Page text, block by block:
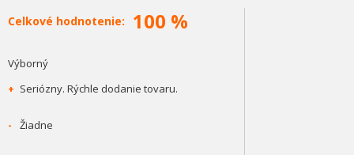
Celkové hodnotenie: 100 %
Výborný
+ Seriózny. Rýchle dodanie tovaru.
- Žiadne